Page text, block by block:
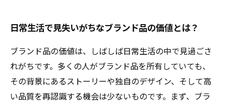
日常生活で見失いがちなブランド品の価値とは？
ブランド品の価値は、しばしば日常生活の中で見過ごさ
れがちです。多くの人がブランド品を所有していても、
その背景にあるストーリーや独自のデザイン、そして高
い品質を再認識する機会は少ないものです。まず、ブラ